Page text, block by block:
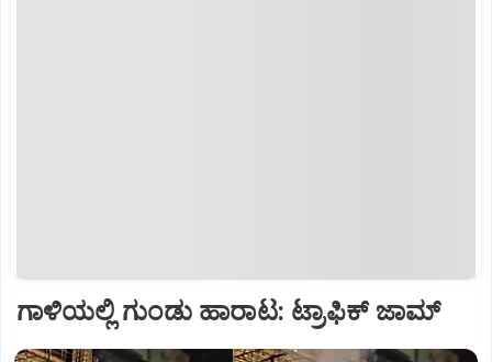
ಗಾಳಿಯಲ್ಲಿ ಗುಂಡು ಹಾರಾಟ: ಟ್ರಾಫಿಕ್‌ ಜಾಮ್